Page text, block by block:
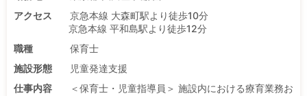
アクセス
京急本線 大森町駅より徒歩10分
京急本線 平和島駅より徒歩12分
職種
保育士
施設形態
児童発達支援
仕事内容
＜保育士・児童指導員＞ 施設内における療育業務お